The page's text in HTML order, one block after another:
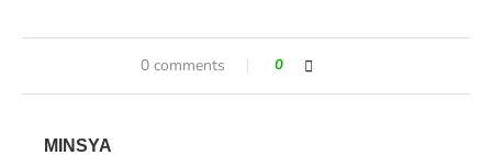
0 comments 0
MINSYA